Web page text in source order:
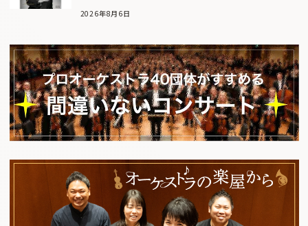
2026年8月6日